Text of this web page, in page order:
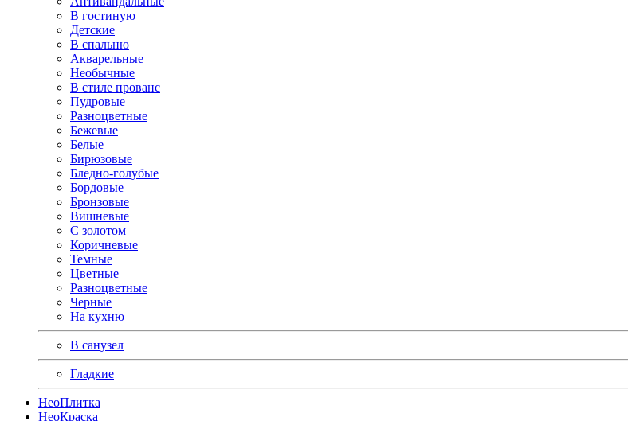
В гостиную
Детские
В спальню
Акварельные
Необычные
В стиле прованс
Пудровые
Разноцветные
Бежевые
Белые
Бирюзовые
Бледно-голубые
Бордовые
Бронзовые
Вишневые
С золотом
Коричневые
Темные
Цветные
Разноцветные
Черные
На кухню
В санузел
Гладкие
НеоПлитка
НеоКраска